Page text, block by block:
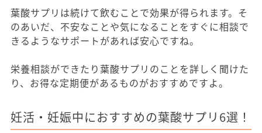
葉酸サプリは続けて飲むことで効果が得られます。そ
のあいだ、不安なことや気になることをすぐに相談で
きるようなサポートがあれば安心ですね。
栄養相談ができたり葉酸サプリのことを詳しく聞けた
り、お得な定期便があるものがおすすめですよ。
妊活・妊娠中におすすめの葉酸サプリ6選！